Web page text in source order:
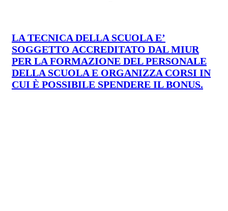
LA TECNICA DELLA SCUOLA E’
SOGGETTO ACCREDITATO DAL MIUR
PER LA FORMAZIONE DEL PERSONALE
DELLA SCUOLA E ORGANIZZA CORSI IN
CUI È POSSIBILE SPENDERE IL BONUS.